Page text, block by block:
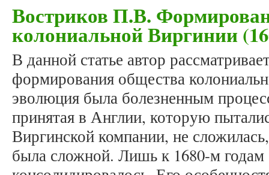
Востриков П.В.
колониальной Виргинии
В данной статье автор
формирования общества
эволюция была болезненным
принятая в Англии, которую
Виргинской компании, не
была сложной. Лишь к 1680-м